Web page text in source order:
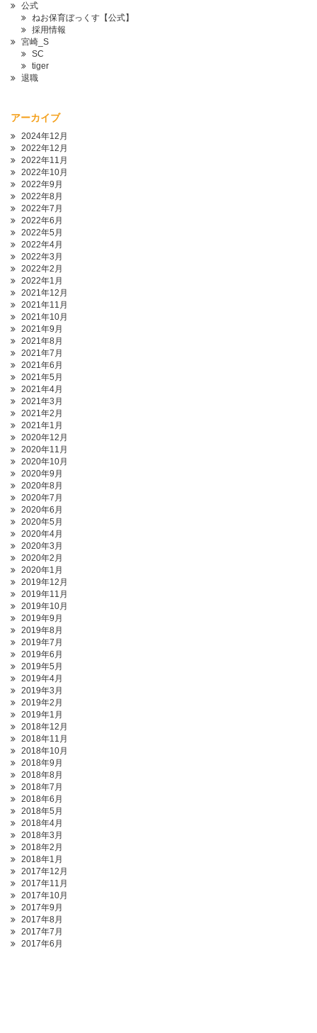
公式
ねお保育ぼっくす【公式】
採用情報
宮崎_S
SC
tiger
退職
アーカイブ
2024年12月
2022年12月
2022年11月
2022年10月
2022年9月
2022年8月
2022年7月
2022年6月
2022年5月
2022年4月
2022年3月
2022年2月
2022年1月
2021年12月
2021年11月
2021年10月
2021年9月
2021年8月
2021年7月
2021年6月
2021年5月
2021年4月
2021年3月
2021年2月
2021年1月
2020年12月
2020年11月
2020年10月
2020年9月
2020年8月
2020年7月
2020年6月
2020年5月
2020年4月
2020年3月
2020年2月
2020年1月
2019年12月
2019年11月
2019年10月
2019年9月
2019年8月
2019年7月
2019年6月
2019年5月
2019年4月
2019年3月
2019年2月
2019年1月
2018年12月
2018年11月
2018年10月
2018年9月
2018年8月
2018年7月
2018年6月
2018年5月
2018年4月
2018年3月
2018年2月
2018年1月
2017年12月
2017年11月
2017年10月
2017年9月
2017年8月
2017年7月
2017年6月